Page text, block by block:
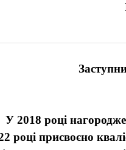
З
У 2018 році
році присвоєно